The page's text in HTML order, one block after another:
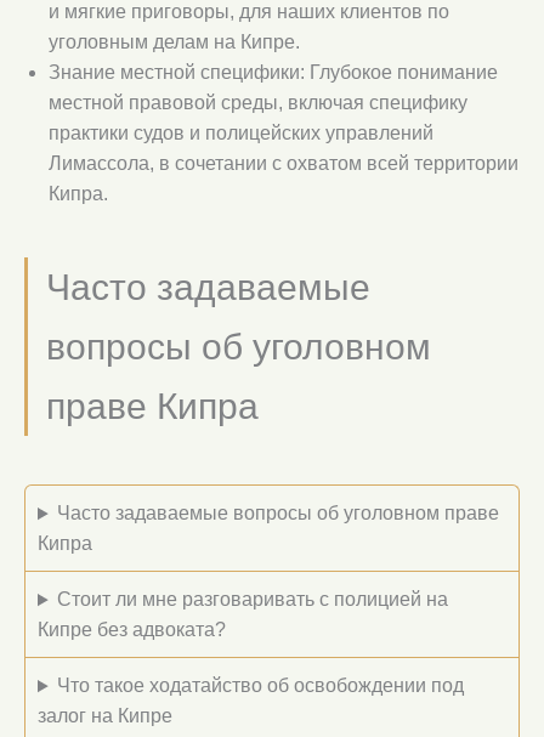
и мягкие приговоры, для наших клиентов по
уголовным делам на Кипре.
Знание местной специфики: Глубокое понимание
местной правовой среды, включая специфику
практики судов и полицейских управлений
Лимассола, в сочетании с охватом всей территории
Кипра.
Часто задаваемые
вопросы об уголовном
праве Кипра
Часто задаваемые вопросы об уголовном праве
Кипра
Стоит ли мне разговаривать с полицией на
Кипре без адвоката?
Что такое ходатайство об освобождении под
залог на Кипре